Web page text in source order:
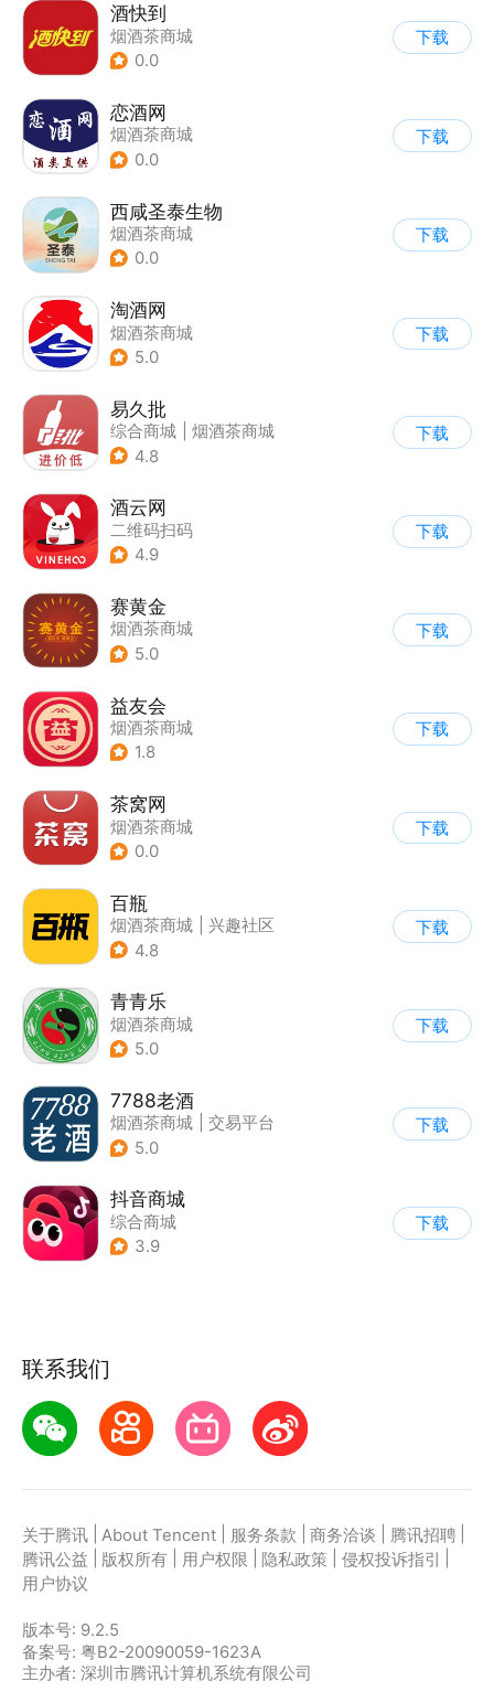
酒快到
烟酒茶商城
0.0
下载
恋酒网
烟酒茶商城
0.0
下载
西咸圣泰生物
烟酒茶商城
0.0
下载
淘酒网
烟酒茶商城
5.0
下载
易久批
综合商城
烟酒茶商城
4.8
下载
酒云网
二维码扫码
| 烟酒茶商城
4.9
下载
赛黄金
烟酒茶商城
5.0
下载
益友会
烟酒茶商城
1.8
下载
茶窝网
烟酒茶商城
0.0
下载
百瓶
烟酒茶商城
兴趣社区
4.8
下载
青青乐
烟酒茶商城
5.0
下载
7788老酒
烟酒茶商城
交易平台
5.0
下载
抖音商城
综合商城
3.9
下载
联系我们
关于腾讯 About Tencent 服务条款 商务洽谈 腾讯招聘
腾讯公益
版权所有 用户权限 隐私政策 侵权投诉指引
用户协议
版本号: 9.2.5
备案号: 粤B2-20090059-1623A
主办者: 深圳市腾讯计算机系统有限公司